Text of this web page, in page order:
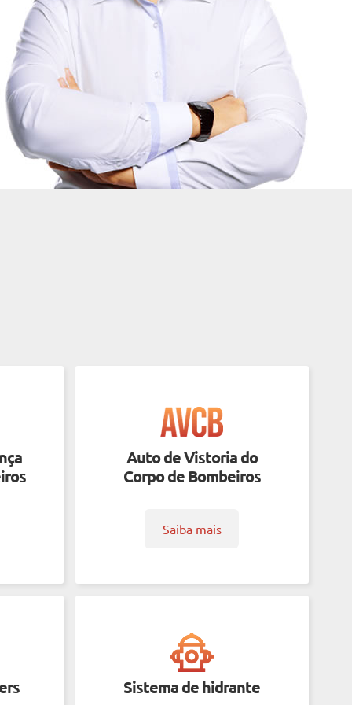
Auto de Vistoria do
Corpo de Bombeiros
Saiba mais
Sistema de hidrante